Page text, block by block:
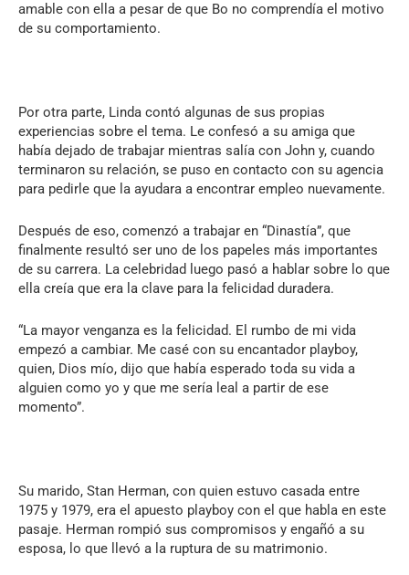
amable con ella a pesar de que Bo no comprendía el motivo
de su comportamiento.
Por otra parte, Linda contó algunas de sus propias
experiencias sobre el tema. Le confesó a su amiga que
había dejado de trabajar mientras salía con John y, cuando
terminaron su relación, se puso en contacto con su agencia
para pedirle que la ayudara a encontrar empleo nuevamente.
Después de eso, comenzó a trabajar en “Dinastía”, que
finalmente resultó ser uno de los papeles más importantes
de su carrera. La celebridad luego pasó a hablar sobre lo que
ella creía que era la clave para la felicidad duradera.
“La mayor venganza es la felicidad. El rumbo de mi vida
empezó a cambiar. Me casé con su encantador playboy,
quien, Dios mío, dijo que había esperado toda su vida a
alguien como yo y que me sería leal a partir de ese
momento”.
Su marido, Stan Herman, con quien estuvo casada entre
1975 y 1979, era el apuesto playboy con el que habla en este
pasaje. Herman rompió sus compromisos y engañó a su
esposa, lo que llevó a la ruptura de su matrimonio.